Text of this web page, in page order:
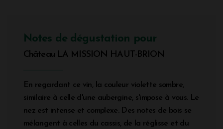
Notes de dégustation pour
Château LA MISSION HAUT-BRION
En regardant ce vin, la couleur violette sombre,
similaire à celle d'une aubergine, s'impose à vous. Le
nez est intense et complexe. Des notes de bois se
mélangent à celles du cassis, de la réglisse et du